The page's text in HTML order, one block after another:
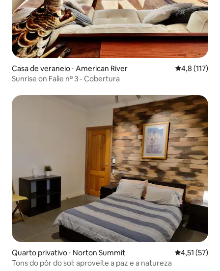
Casa de veraneio ⋅ American River 4,8 de uma
4,8 (117)
Sunrise on Falie nº 3 - Cobertura
Quarto privativo ⋅ Norton Summit 4,51 de uma
4,51 (57)
Tons do pôr do sol: aproveite a paz e a natureza